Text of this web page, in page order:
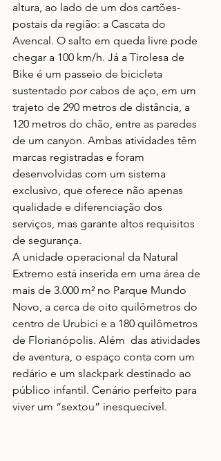
altura, ao lado de um dos cartões-
postais da região: a Cascata do
Avencal. O salto em queda livre pode
chegar a 100 km/h. Já a Tirolesa de
Bike é um passeio de bicicleta
sustentado por cabos de aço, em um
trajeto de 290 metros de distância, a
120 metros do chão, entre as paredes
de um canyon. Ambas atividades têm
marcas registradas e foram
desenvolvidas com um sistema
exclusivo, que oferece não apenas
qualidade e diferenciação dos
serviços, mas garante altos requisitos
de segurança.
A unidade operacional da Natural
Extremo está inserida em uma área de
mais de 3.000 m² no Parque Mundo
Novo, a cerca de oito quilômetros do
centro de Urubici e a 180 quilômetros
de Florianópolis. Além  das atividades
de aventura, o espaço conta com um
redário e um slackpark destinado ao
público infantil. Cenário perfeito para
viver um “sextou” inesquecível.